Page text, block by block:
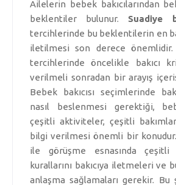
Ailelerin bebek bakıcılarından
beklentiler bulunur. Suadiye
tercihlerinde bu beklentilerin en
iletilmesi son derece önemlidir.
tercihlerinde öncelikle bakıcı
verilmeli sonradan bir arayış
Bebek bakıcısı seçimlerinde
nasıl beslenmesi gerektiği,
çeşitli aktiviteler, çeşitli
bilgi verilmesi önemli bir konudur.
ile görüşme esnasında
kurallarını bakıcıya iletmeleri ve
anlaşma sağlamaları gerekir.